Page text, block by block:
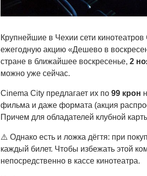
Крупнейшие в Чехии сети
ежегодную акцию «Дешево в
стране в ближайшее воскресенье, 2
можно уже сейчас.
Cinema City предлагает их по 99 крон
фильма и даже формата (акция
Причем для обладателей клубной
⚠️ Однако есть и ложка дёгтя: при
каждый билет. Чтобы избежать этой
непосредственно в кассе кинотеатра.